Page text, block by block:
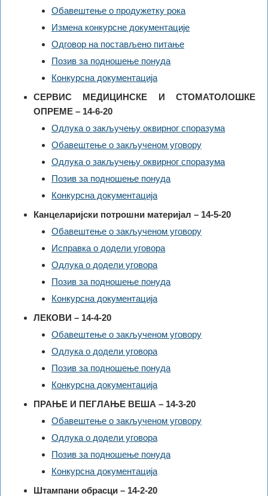
Обавештење о продужетку рока
Измена конкурсне документације
Одговор на постављено питање
Позив за подношење понуда
Конкурсна документација
СЕРВИС МЕДИЦИНСКЕ И СТОМАТОЛОШКЕ
ОПРЕМЕ – 14-6-20
Одлука о закључењу оквирног споразума
Обавештење о закљученом уговору
Одлука о закључењу оквирног споразума
Позив за подношење понуда
Конкурсна документација
Канцеларијски потрошни материјал – 14-5-20
Обавештење о закљученом уговору
Исправка о додели уговора
Одлука о додели уговора
Позив за подношење понуда
Конкурсна документација
ЛЕКОВИ – 14-4-20
Обавештење о закљученом уговору
Одлука о додели уговора
Позив за подношење понуда
Конкурсна документација
ПРАЊЕ И ПЕГЛАЊЕ ВЕША – 14-3-20
Обавештење о закљученом уговору
Одлука о додели уговора
Позив за подношење понуда
Конкурсна документација
Штампани обрасци – 14-2-20